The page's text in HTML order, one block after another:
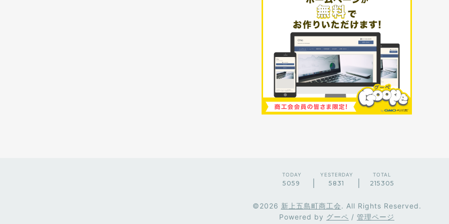
TODAY
5059
YESTERDAY
5831
TOTAL
215305
©2026 新上五島町商工会. All Rights Reserved.
Powered by グーペ / 管理ページ